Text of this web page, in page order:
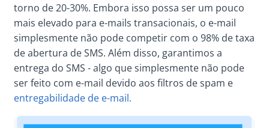
torno de 20-30%. Embora isso possa ser um pouco
mais elevado para e-mails transacionais, o e-mail
simplesmente não pode competir com o 98% de taxa
de abertura de SMS. Além disso, garantimos a
entrega do SMS - algo que simplesmente não pode
ser feito com e-mail devido aos filtros de spam e
entregabilidade de e-mail.